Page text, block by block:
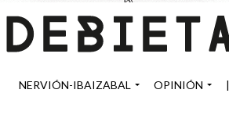
NERVIÓN-IBAIZABAL OPINIÓN |